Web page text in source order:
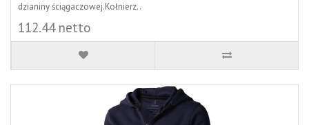
dzianiny ściągaczowej.Kołnierz..
112.44 netto